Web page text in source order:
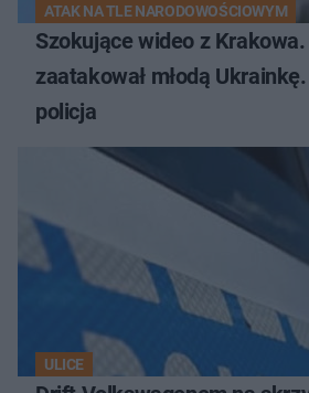
ATAK NA TLE NARODOWOŚCIOWYM
Szokujące wideo z
zaatakował młodą
policja
ULICE